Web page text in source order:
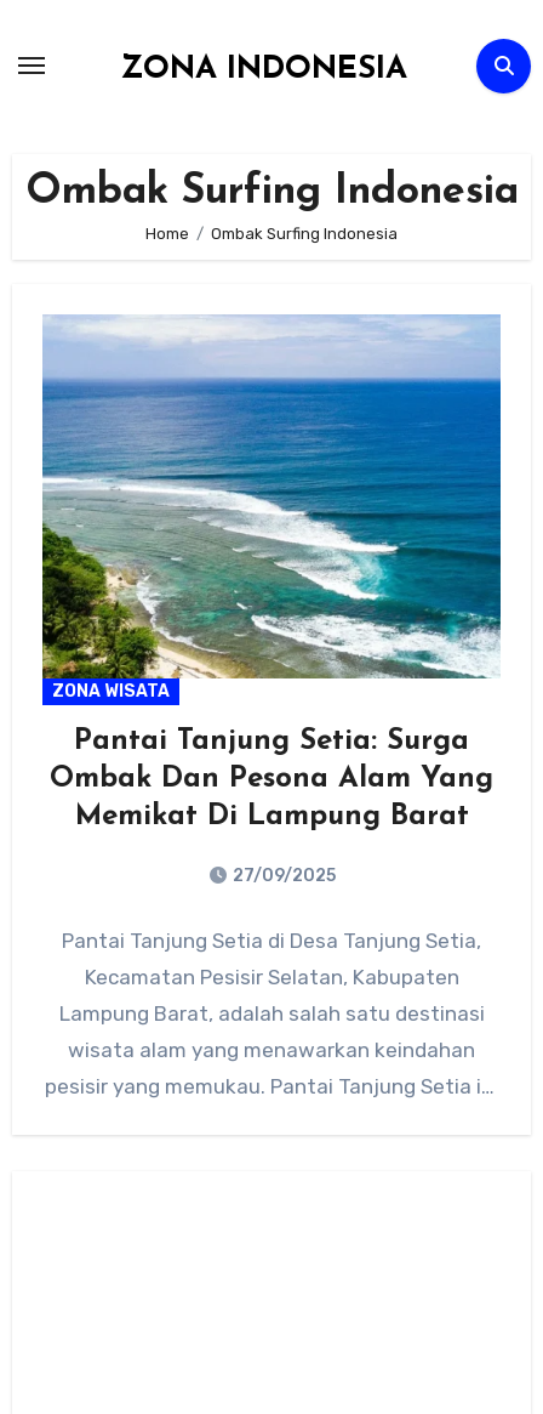
ZONA INDONESIA
Ombak Surfing Indonesia
Home Ombak Surfing Indonesia
ZONA WISATA
Pantai Tanjung Setia: Surga
Ombak Dan Pesona Alam Yang
Memikat Di Lampung Barat
27/09/2025
Comments
Pantai Tanjung Setia di Desa Tanjung Setia,
Kecamatan Pesisir Selatan, Kabupaten
Lampung Barat, adalah salah satu destinasi
wisata alam yang menawarkan keindahan
pesisir yang memukau. Pantai Tanjung Setia ini